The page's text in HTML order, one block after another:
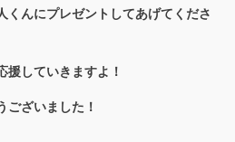
くんにプレゼントしてあげてくださ
援していきますよ！
ございました！